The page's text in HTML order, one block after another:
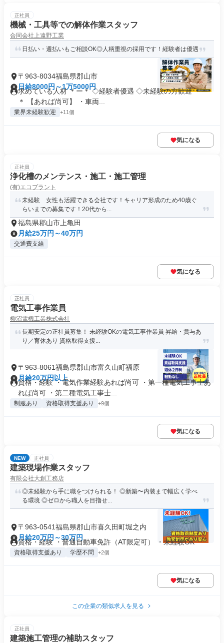
正社員
機械・工具等での解体作業スタッフ
合同会社上遠野工業
日払い・週払いもご相談OK◎人柄重視の採用です！経験者は優遇
〒963-8034福島県郡山市
日給8000円～1万5000円
求めている人材 ＊ー＊ ◇経験者優遇 ◇未経験の方歓迎 ＊ー
＊ 【あれば尚可】 ・車両...
業界未経験歓迎 +11個
気になる
正社員
浄化槽のメンテンス・施工・施工管理
(有)エコプラント
未経験 女性も活躍できる会社です！キャリア形成のため40歳ぐ
らいまでの募集です！20代から...
福島県郡山市上亀田
月給25万円～40万円
交通費支給
気になる
正社員
電気工事作業員
柳沼電機工業株式会社
長期安定の正社員募集！ 未経験OKの電気工事作業員 昇給・賞与あ
り／育休あり 資格取得支援...
〒963-8061福島県郡山市富久山町福原
月給20万円以上
資格・経験 ・電気作業経験あれば尚可 ・第一種電気工事士あ
れば尚可 ・第二種電気工事士...
制服あり 資格取得支援あり +9個
気になる
NEW 正社員
建築現場作業スタッフ
有限会社大創工務店
◎未経験から手に職をつけられる！ ◎新築〜内装まで幅広く学べ
る環境 ◎ゼロから職人を目指せ...
〒963-0541福島県郡山市喜久田町堀之内
月給20万円～30万円
資格・経験 ・普通自動車免許（AT限定可） ・未経験OK
資格取得支援あり 学歴不問 +2個
気になる
この企業の類似求人を見る
正社員
建築施工管理の補助スタッフ